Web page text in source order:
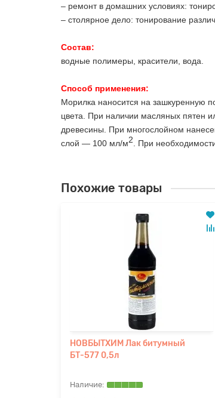
– ремонт в домашних условиях:
– столярное дело: тонирование
Состав:
водные полимеры, красители, вода.
Способ применения:
Морилка наносится на зашкуренную
цвета. При наличии масляных пятен
древесины. При многослойном
слой — 100 мл/м2 . При
Похожие товары
НОВБЫТХИМ Лак битумный
БТ-577 0,5л